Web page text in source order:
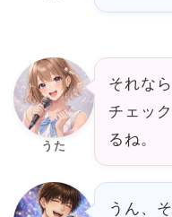
うた
それな
チェッ
るね。
うん、